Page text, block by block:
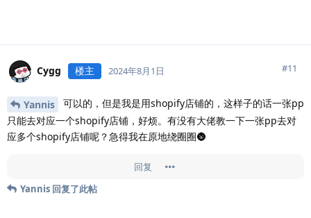
Cygg 楼主 2024年8月1日 #11
Yannis
可以的，但是我是用shopify店铺的，这样子的话一张pp
只能去对应一个shopify店铺，好烦。有没有大佬教一下一张pp去对
应多个shopify店铺呢？急得我在原地绕圈圈🌚
回复
Yannis 回复了此帖